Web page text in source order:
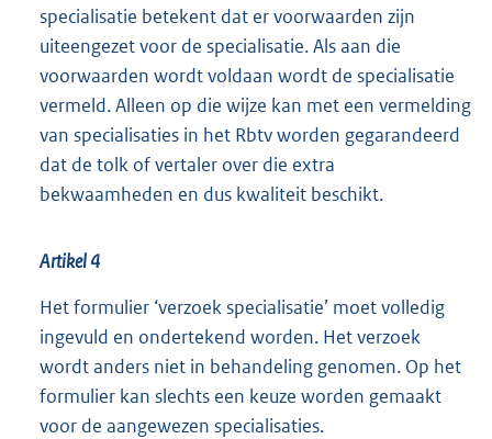
specialisatie betekent dat er voorwaarden zijn
uiteengezet voor de specialisatie. Als aan die
voorwaarden wordt voldaan wordt de specialisatie
vermeld. Alleen op die wijze kan met een vermelding
van specialisaties in het Rbtv worden gegarandeerd
dat de tolk of vertaler over die extra
bekwaamheden en dus kwaliteit beschikt.
Artikel 4
Het formulier ‘verzoek specialisatie’ moet volledig
ingevuld en ondertekend worden. Het verzoek
wordt anders niet in behandeling genomen. Op het
formulier kan slechts een keuze worden gemaakt
voor de aangewezen specialisaties.